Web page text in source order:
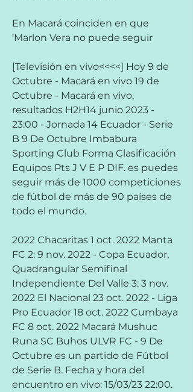
En Macará coinciden en que
'Marlon Vera no puede seguir
[Televisión en vivo<<<<] Hoy 9 de
Octubre - Macará en vivo 19 de
Octubre - Macará en vivo,
resultados H2H14 junio 2023 -
23:00 - Jornada 14 Ecuador - Serie
B 9 De Octubre Imbabura
Sporting Club Forma Clasificación
Equipos Pts J V E P DIF. es puedes
seguir más de 1000 competiciones
de fútbol de más de 90 países de
todo el mundo.
2022 Chacaritas 1 oct. 2022 Manta
FC 2: 9 nov. 2022 - Copa Ecuador,
Quadrangular Semifinal
Independiente Del Valle 3: 3 nov.
2022 El Nacional 23 oct. 2022 - Liga
Pro Ecuador 18 oct. 2022 Cumbaya
FC 8 oct. 2022 Macará Mushuc
Runa SC Buhos ULVR FC - 9 De
Octubre es un partido de Fútbol
de Serie B. Fecha y hora del
encuentro en vivo: 15/03/23 22:00.